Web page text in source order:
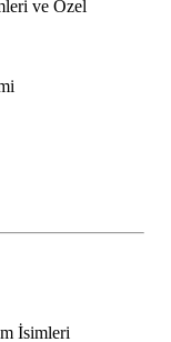
ve Özel
İsimleri